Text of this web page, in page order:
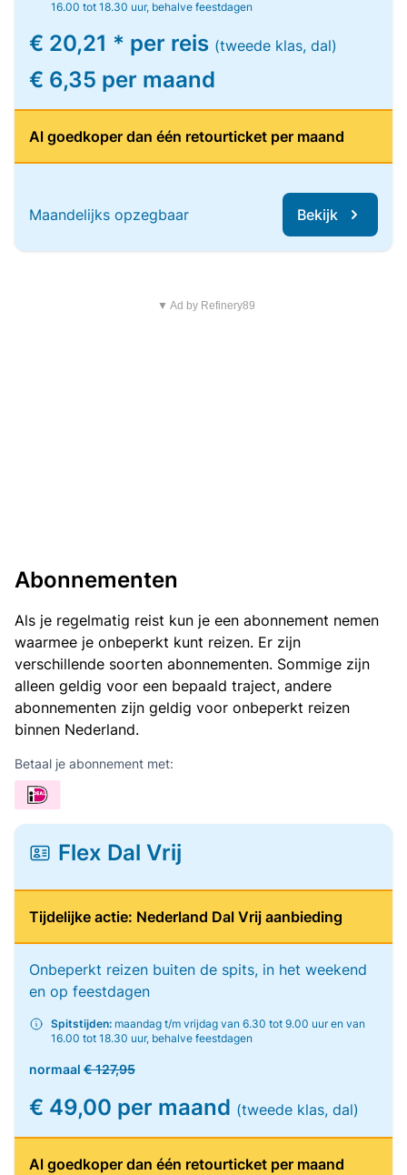
16.00 tot 18.30 uur, behalve feestdagen
€ 20,21 * per reis (tweede klas, dal)
€ 6,35 per maand
Al goedkoper dan één retourticket per maand
Maandelijks opzegbaar Bekijk
▼ Ad by Refinery89
Abonnementen
Als je regelmatig reist kun je een abonnement nemen
waarmee je onbeperkt kunt reizen. Er zijn
verschillende soorten abonnementen. Sommige zijn
alleen geldig voor een bepaald traject, andere
abonnementen zijn geldig voor onbeperkt reizen
binnen Nederland.
Betaal je abonnement met:
Flex Dal Vrij
Tijdelijke actie: Nederland Dal Vrij aanbieding
Onbeperkt reizen buiten de spits, in het weekend
en op feestdagen
Spitstijden: maandag t/m vrijdag van 6.30 tot 9.00 uur en van
16.00 tot 18.30 uur, behalve feestdagen
normaal € 127,95
€ 49,00 per maand (tweede klas, dal)
Al goedkoper dan één retourticket per maand